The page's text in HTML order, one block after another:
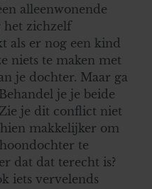
alleenwonende
het zichzelf
als er nog een kind
niets te maken met
je dochter. Maar ga
je je beide
je dit conflict niet
makkelijker om
te
dat dat terecht is?
iets vervelends